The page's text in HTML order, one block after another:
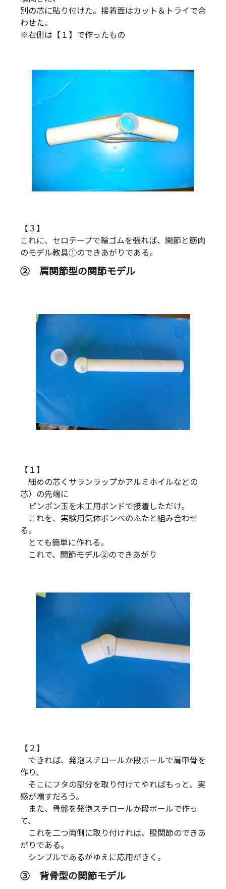
別の芯に貼り付けた。接着面はカット＆トライで合
わせた。
※右側は【１】で作ったもの
【３】
これに、セロテープで輪ゴムを張れば、関節と筋肉
のモデル教具①のできあがりである。
② 肩関節型の関節モデル
【１】
細めの芯くサランラップかアルミホイルなどの
芯）の先端に
ピンポン玉を木工用ボンドで接着しただけ。
これを、実験用気体ボンベのふたと組み合わせ
る。
とても簡単に作れる。
これで、関節モデル②のできあがり
【２】
できれば、発泡スチロールか段ボールで肩甲骨を
作り、
そこにフタの部分を取り付けてやればもっと、実
感が増すだろう。
また、骨盤を発泡スチロールか段ボールで作っ
て、
これを二つ両側に取り付ければ、股関節のできあ
がりである。
シンプルであるがゆえに応用がきく。
③ 背骨型の関節モデル